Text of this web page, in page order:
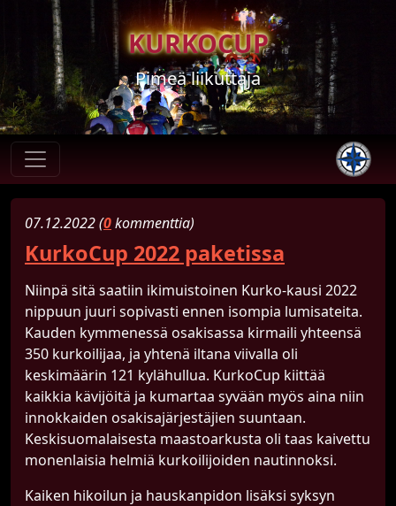
KURKOCUP
Pimeä liikuttaja
07.​12.​2022 (0kommenttia)
KurkoCup 2022 paketissa
Niinpä sitä saatiin ikimuistoinen Kurko-kausi 2022
nippuun juuri sopivasti ennen isompia lumisateita.
Kauden kymmenessä osakisassa kirmaili yhteensä
350 kurkoilijaa, ja yhtenä iltana viivalla oli
keskimäärin 121 kylähullua. KurkoCup kiittää
kaikkia kävijöitä ja kumartaa syvään myös aina niin
innokkaiden osakisajärjestäjien suuntaan.
Keskisuomalaisesta maastoarkusta oli taas kaivettu
monenlaisia helmiä kurkoilijoiden nautinnoksi.
Kaiken hikoilun ja hauskanpidon lisäksi syksyn